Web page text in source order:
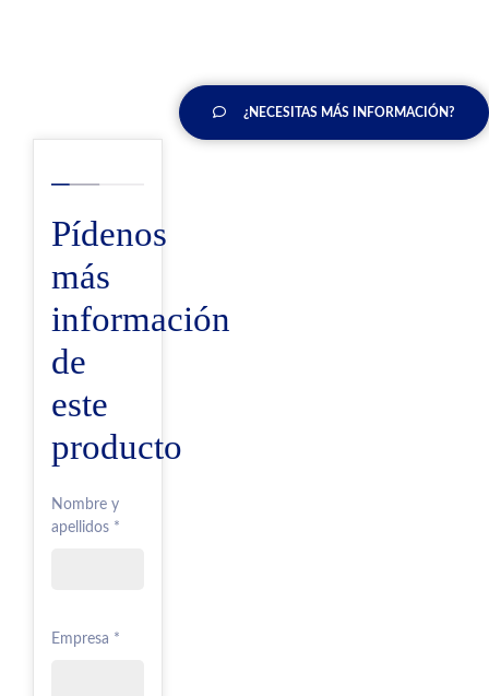
¿NECESITAS MÁS INFORMACIÓN?
Pídenos
más
información
de
este
producto
Nombre y
apellidos *
Empresa *